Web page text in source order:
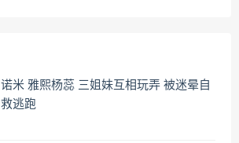
诺米 雅熙杨蕊 三姐妹互相玩弄 被迷晕自
救逃跑